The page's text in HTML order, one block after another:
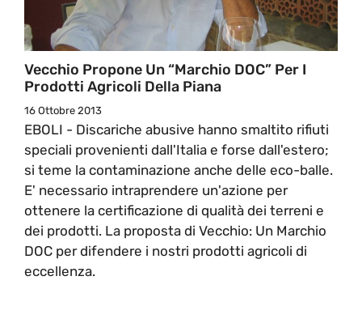
Vecchio Propone Un “Marchio DOC” Per I
Prodotti Agricoli Della Piana
16 Ottobre 2013
EBOLI - Discariche abusive hanno smaltito rifiuti
speciali provenienti dall'Italia e forse dall'estero;
si teme la contaminazione anche delle eco-balle.
E' necessario intraprendere un'azione per
ottenere la certificazione di qualità dei terreni e
dei prodotti. La proposta di Vecchio: Un Marchio
DOC per difendere i nostri prodotti agricoli di
eccellenza.